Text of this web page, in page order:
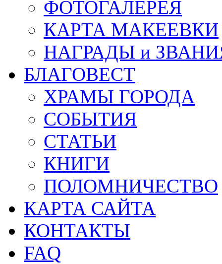
ФОТОГАЛЕРЕЯ
КАРТА МАКЕЕВКИ
НАГРАДЫ и
БЛАГОВЕСТ
ХРАМЫ ГОРОДА
СОБЫТИЯ
СТАТЬИ
КНИГИ
ПОЛОМНИЧЕСТВО
КАРТА САЙТА
КОНТАКТЫ
FAQ